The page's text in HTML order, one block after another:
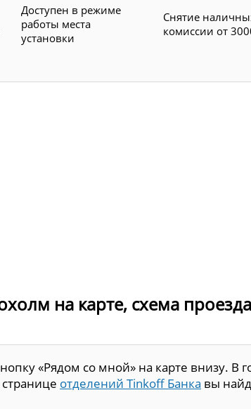
Доступен в режиме
работы места
установки
Снятие
комиссии от
на карте, схема
«Рядом со мной» на карте внизу. В
отделений Tinkoff Банка вы